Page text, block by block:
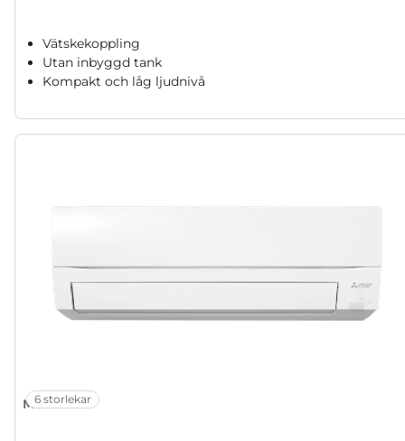
Vätskekoppling
Utan inbyggd tank
Kompakt och låg ljudnivå
6 storlekar
MSZ-FT